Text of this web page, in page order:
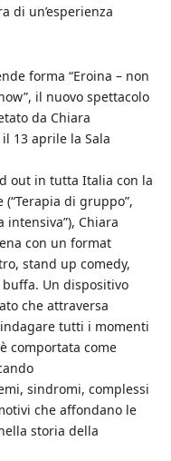
di un’esperienza
forma “Eroina – non
il nuovo spettacolo
da Chiara
13 aprile la Sala
out in tutta Italia con la
di gruppo”,
intensiva”), Chiara
con un format
stand up comedy,
Un dispositivo
che attraversa
tutti i momenti
comportata come
sindromi, complessi
che affondano le
storia della